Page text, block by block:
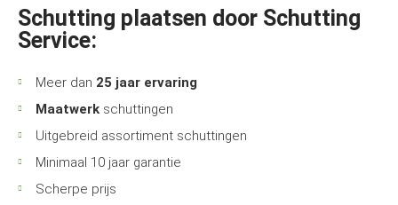
Schutting plaatsen door Schutting
Service:
Meer dan 25 jaar ervaring
Maatwerk schuttingen
Uitgebreid assortiment schuttingen
Minimaal 10 jaar garantie
Scherpe prijs